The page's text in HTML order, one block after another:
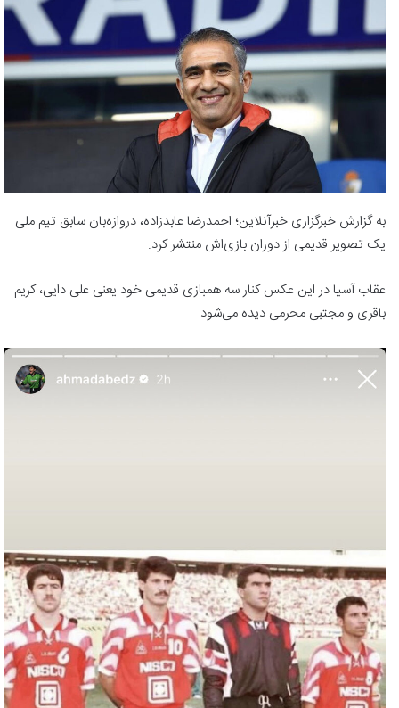
به گزارش خبرگزاری خبرآنلاین؛ احمدرضا عابدزاده، دروازه‌بان سابق تیم ملی
یک تصویر قدیمی از دوران بازی‌اش منتشر کرد.
عقاب آسیا در این عکس کنار سه همبازی قدیمی خود یعنی علی دایی، کریم
باقری و مجتبی محرمی دیده می‌شود.